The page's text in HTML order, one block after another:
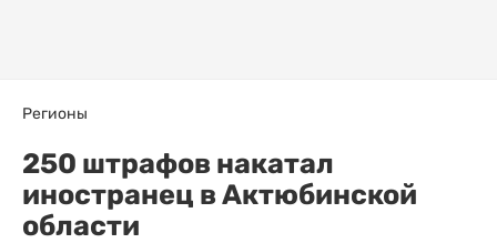
Регионы
250 штрафов накатал
иностранец в Актюбинской
области